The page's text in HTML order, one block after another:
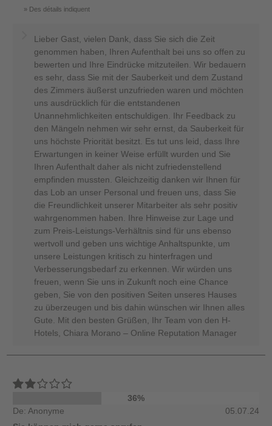
Des détails indiquent
Lieber Gast, vielen Dank, dass Sie sich die Zeit
genommen haben, Ihren Aufenthalt bei uns so offen zu
bewerten und Ihre Eindrücke mitzuteilen. Wir bedauern
es sehr, dass Sie mit der Sauberkeit und dem Zustand
des Zimmers äußerst unzufrieden waren und möchten
uns ausdrücklich für die entstandenen
Unannehmlichkeiten entschuldigen. Ihr Feedback zu
den Mängeln nehmen wir sehr ernst, da Sauberkeit für
uns höchste Priorität besitzt. Es tut uns leid, dass Ihre
Erwartungen in keiner Weise erfüllt wurden und Sie
Ihren Aufenthalt daher als nicht zufriedenstellend
empfinden mussten. Gleichzeitig danken wir Ihnen für
das Lob an unser Personal und freuen uns, dass Sie
die Freundlichkeit unserer Mitarbeiter als sehr positiv
wahrgenommen haben. Ihre Hinweise zur Lage und
zum Preis-Leistungs-Verhältnis sind für uns ebenso
wertvoll und geben uns wichtige Anhaltspunkte, um
unsere Leistungen kritisch zu hinterfragen und
Verbesserungsbedarf zu erkennen. Wir würden uns
freuen, wenn Sie uns in Zukunft noch eine Chance
geben, Sie von den positiven Seiten unseres Hauses
zu überzeugen und bis dahin wünschen wir Ihnen alles
Gute. Mit den besten Grüßen, Ihr Team von den H-
Hotels, Chiara Morano – Online Reputation Manager
36%
De: Anonyme
05.07.24